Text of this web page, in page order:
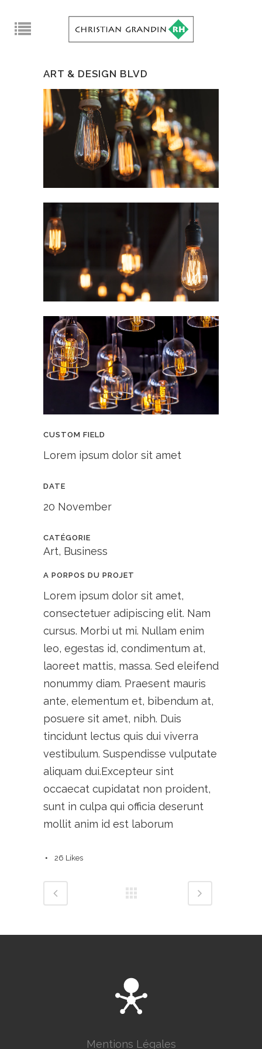
ART & DESIGN BLVD
CUSTOM FIELD
Lorem ipsum dolor sit amet
DATE
20 November
CATÉGORIE
Art, Business
A PORPOS DU PROJET
Lorem ipsum dolor sit amet,
consectetuer adipiscing elit. Nam
cursus. Morbi ut mi. Nullam enim
leo, egestas id, condimentum at,
laoreet mattis, massa. Sed eleifend
nonummy diam. Praesent mauris
ante, elementum et, bibendum at,
posuere sit amet, nibh. Duis
tincidunt lectus quis dui viverra
vestibulum. Suspendisse vulputate
aliquam dui.Excepteur sint
occaecat cupidatat non proident,
sunt in culpa qui officia deserunt
mollit anim id est laborum
26 Likes
Mentions Légales